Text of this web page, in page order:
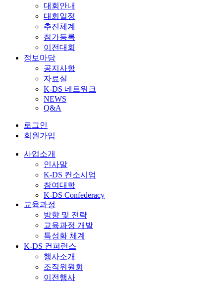
대회안내
대회일정
추진체계
참가등록
이전대회
정보마당
공지사항
자료실
K-DS 네트워크
NEWS
Q&A
로그인
회원가입
사업소개
인사말
K-DS 컨소시엄
참여대학
K-DS Confederacy
교육과정
방향 및 전략
교육과정 개발
특성화 체계
K-DS 컨퍼런스
행사소개
조직위원회
이전행사